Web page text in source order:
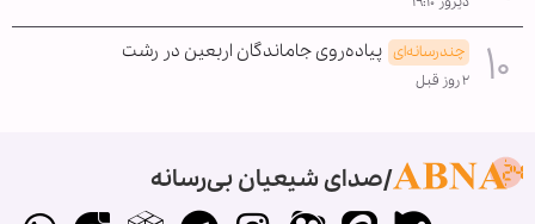
چندرسانه‌ای پیاده‌روی جاماندگان اربعین در رشت
۲ روز قبل
صدای شیعیان بی‌رسانه